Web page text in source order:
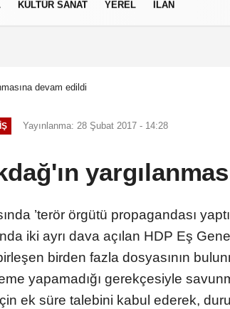
KÜLTÜR SANAT YEREL İLAN
devam edildi
Yayınlanma: 28 Şubat 2017 - 14:28
’terör örgütü propagandası
iki ayrı dava açılan HDP Eş
birden fazla dosyasının
yapamadığı gerekçesiyle
ek süre talebini kabul ederek,